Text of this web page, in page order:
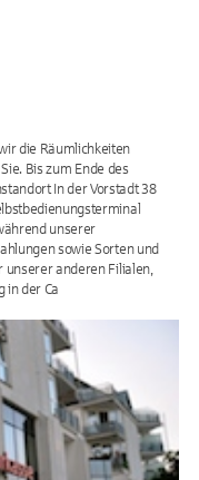
die Räumlichkeiten
Bis zum Ende des
In der Vorstadt 38
unserer
sowie Sorten und
unserer anderen Filialen,
in der Ca